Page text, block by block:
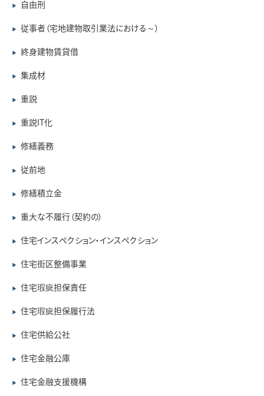
▶ 自由刑
▶ 従事者（宅地建物取引業法における～）
▶ 終身建物賃貸借
▶ 集成材
▶ 重説
▶ 重説IT化
▶ 修繕義務
▶ 従前地
▶ 修繕積立金
▶ 重大な不履行（契約の）
▶ 住宅インスペクション・インスペクション
▶ 住宅街区整備事業
▶ 住宅瑕疵担保責任
▶ 住宅瑕疵担保履行法
▶ 住宅供給公社
▶ 住宅金融公庫
▶ 住宅金融支援機構